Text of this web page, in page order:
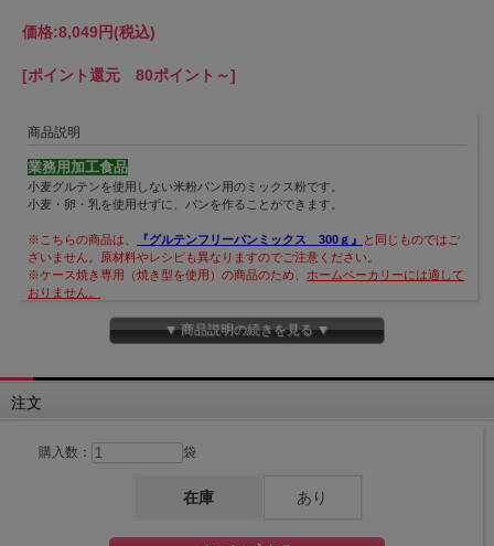
価格:8,049円(税込)
[ポイント還元 80ポイント～]
商品説明
業務用加工食品
小麦グルテンを使用しない米粉パン用のミックス粉です。
小麦・卵・乳を使用せずに、パンを作ることができます。
※こちらの商品は、 『グルテンフリーパンミックス 300ｇ』
と同じものではご
ざいません。原材料やレシピも異なりますのでご注意ください。
※ケース焼き専用（焼き型を使用）の商品のため、 ホームベーカリーには適して
おりません。
▼ 商品説明の続きを見る ▼
注文
購入数： 袋
在庫 あり